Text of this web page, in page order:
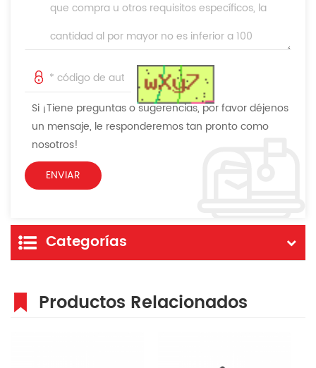
Si ¡Tiene preguntas o sugerencias, por favor déjenos
un mensaje, le responderemos tan pronto como
nosotros!
Categorías
Productos Relacionados